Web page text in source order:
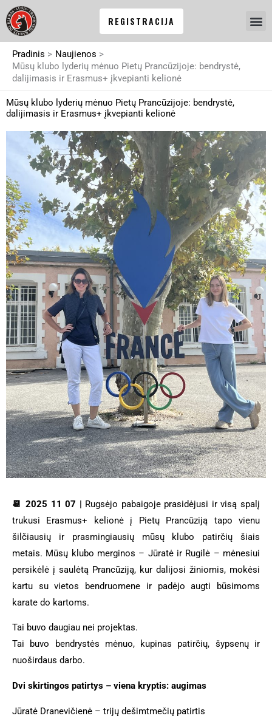
Pereiti
prie
turinio
REGISTRACIJA
Pradinis
Naujienos
Mūsų klubo lyderių mėnuo Pietų Prancūzijoje: bendrystė,
dalijimasis ir Erasmus+ įkvepianti kelionė
Mūsų klubo lyderių mėnuo Pietų Prancūzijoje: bendrystė,
dalijimasis ir Erasmus+ įkvepianti kelionė
📆 2025 11 07 | Rugsėjo pabaigoje prasidėjusi ir visą spalį
trukusi Erasmus+ kelionė į Pietų Prancūziją tapo vienu
šilčiausių ir prasmingiausių mūsų klubo patirčių šiais
metais. Mūsų klubo merginos – Jūratė ir Rugilė – mėnesiui
persikėlė į saulėtą Prancūziją, kur dalijosi žiniomis, mokėsi
kartu su vietos bendruomene ir padėjo augti būsimoms
karate do kartoms.
Tai buvo daugiau nei projektas.
Tai buvo bendrystės mėnuo, kupinas patirčių, šypsenų ir
nuoširdaus darbo.
Dvi skirtingos patirtys – viena kryptis: augimas
Jūratė Dranevičienė – trijų dešimtmečių patirtis